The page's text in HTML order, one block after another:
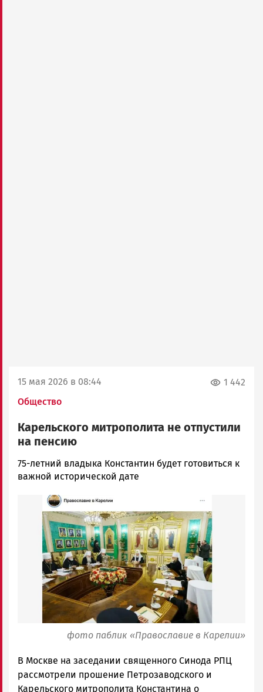
15 мая 2026 в 08:44
Общество
1 442
Карельского митрополита не отпустили
на пенсию
Корректор
Новости
Карелии
Петрозаводск
ГОВОРИТ
75-летний владыка Константин будет готовиться к
важной исторической дате
фото паблик «Православие в Карелии»
В Москве на заседании священного Синода РПЦ
рассмотрели прошение Петрозаводского и
Карельского митрополита Константина о